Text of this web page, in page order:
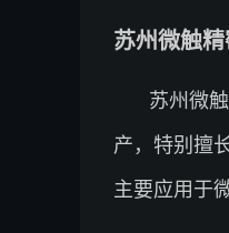
苏州微触
苏州微
产，特别擅
主要应用于